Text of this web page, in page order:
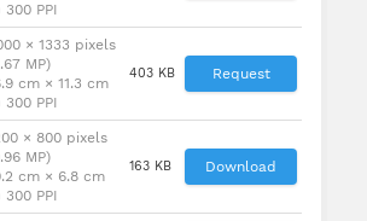
300 PPI
× 1333 pixels
MP)
cm × 11.3 cm
300 PPI
403 KB Request
× 800 pixels
MP)
cm × 6.8 cm
300 PPI
163 KB Download